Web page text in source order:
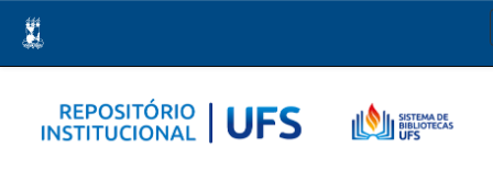
navigation